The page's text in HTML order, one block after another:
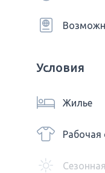
Условия
Жилье